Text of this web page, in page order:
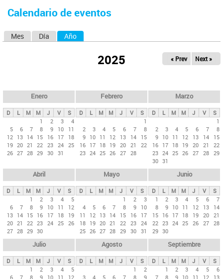
d
usted
Calendario de eventos
s
p
n
c
i
p
e
s
Mes Día Año
2025 « Prev Next »
Enero
D L M M J V
S
1
2 3
4
5
6 7 8 9 10
11
12 13 14 15 16 17
18
19 20 21 22 23 24 25
26 27 28 29 30 31
Febrero
D L M M J V
S
1
2
3 4 5 6 7
8
9 10 11 12 13 14
15
16 17 18 19 20 21
22
23 24 25 26 27 28
Marzo
D L M M J V
S
1
2
3 4 5 6 7
8
9 10 11 12 13 14
15
16 17 18 19 20 21
22
23 24 25 26 27 28 29
30 31
Abril
D L M M J V
S
1
2 3 4
5
6
7 8 9 10 11
12
13 14 15 16 17 18
19
20 21 22 23 24 25 26
27 28 29 30
Mayo
D L M M J V
S
1
2
3
4
5 6 7 8 9
10
11
12 13 14 15 16
17
18 19 20 21 22 23 24
25 26 27 28 29 30 31
Junio
D L M M J V
S
1
2 3 4 5 6
7
8
9 10 11 12 13
14
15 16 17 18 19 20 21
22 23 24 25 26 27 28
29 30
Julio
D L M M J V
S
1
2 3 4
5
6
7 8 9 10 11 12
Agosto
D L M M J V
S
1
2
3
4 5 6 7 8 9
Septiembre
D L M M J V
S
1
2 3 4 5
6
7
8 9 10 11 12 13